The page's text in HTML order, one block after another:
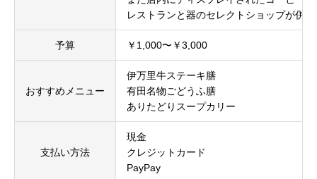
レストランと器のセレクトショップが併
予算 ￥1,000〜￥3,000
おすすめメニュー
伊万里牛ステーキ膳
有田名物ごどうふ膳
ありたどりスープカリー
支払い方法
現金
クレジットカード
PayPay